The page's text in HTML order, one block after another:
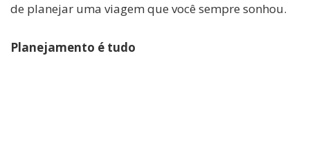
de planejar uma viagem que você sempre sonhou.
Planejamento é tudo